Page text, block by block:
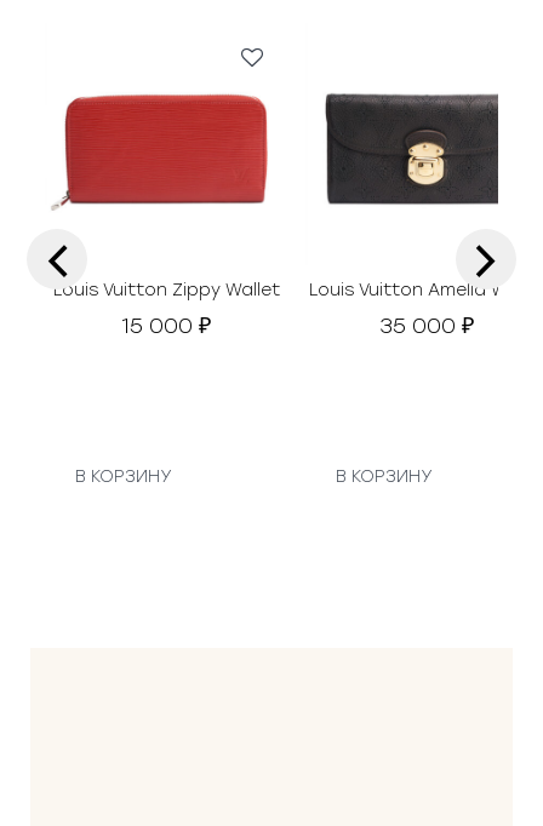
Louis Vuitton Zippy Wallet
15 000₽
В КОРЗИНУ
Louis Vuitton Amelia
35 000₽
В КОРЗИНУ
‹ ›